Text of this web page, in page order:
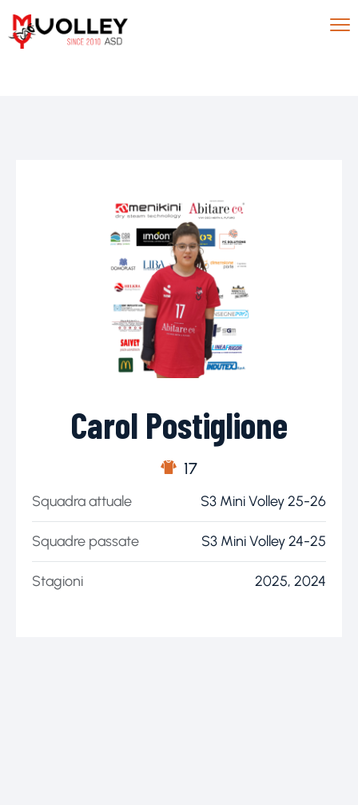
Carol Postiglione
17
Squadra attuale S3 Mini Volley 25-26
Squadre passate S3 Mini Volley 24-25
Stagioni 2025, 2024